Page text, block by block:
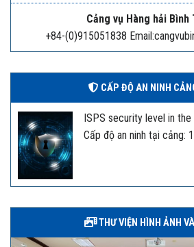
Cảng vụ Hàng hải Bình
+84-(0)915051838
CẤP ĐỘ AN NINH
ISPS security level in the
Cấp độ an ninh tại cảng: 1
THƯ VIỆN HÌNH ẢNH